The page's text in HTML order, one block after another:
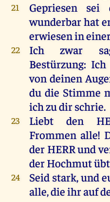
21 Gepriesen sei
wunderbarhat
erwiesenin
22 Ich zwar
Bestürzung: Ich
von deinen
du die Stimme
ichzudirschrie.
23 Liebt den
Frommen alle!
der HERRund
derHochmutübt
24 Seid stark,und
alle,dieihrauf